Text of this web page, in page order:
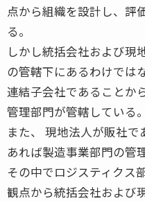
点から組織を設計し、評
る。
しかし統括会社および現
の管轄下にあるわけでは
連結子会社であることか
管理部門が管轄している。
また、 現地法人が販社
あれば製造事業部門の管
その中でロジスティクス
観点から統括会社および